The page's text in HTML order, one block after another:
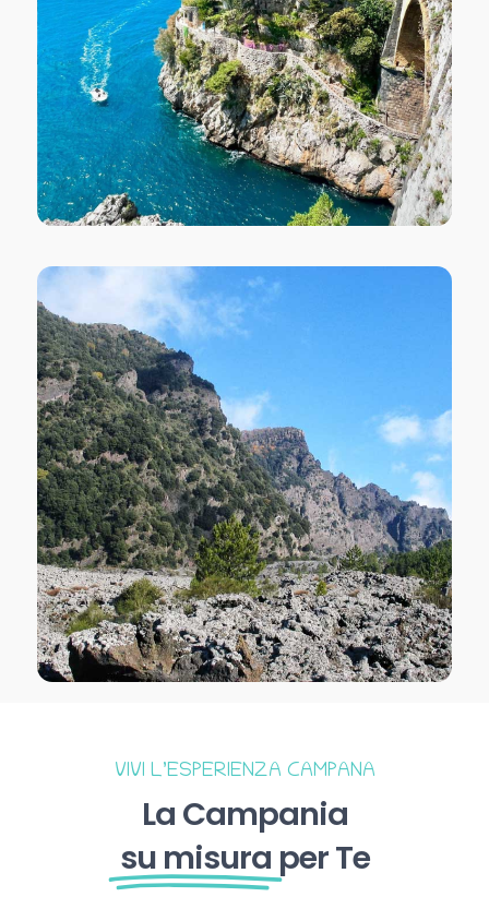
VIVI L’ESPERIENZA CAMPANA
La Campania
su misura per Te